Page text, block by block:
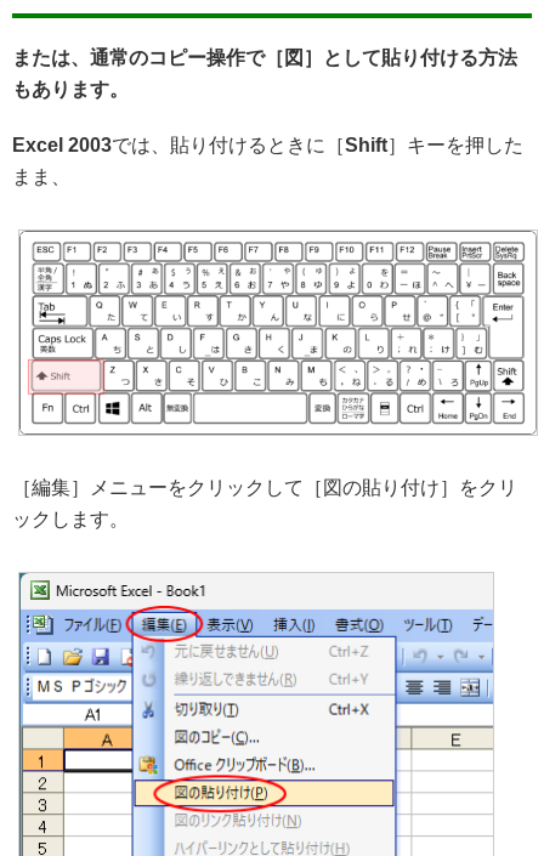
または、通常のコピー操作で［図］として貼り付ける方法
もあります。
Excel 2003では、貼り付けるときに［Shift］キーを押した
まま、
［編集］メニューをクリックして［図の貼り付け］をクリ
ックします。